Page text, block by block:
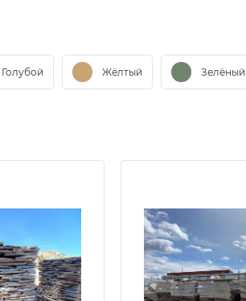
Голубой Жёлтый Зелёный